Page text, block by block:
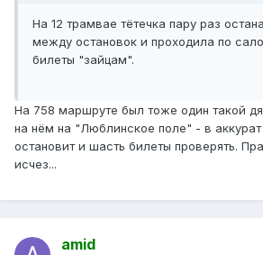
На 12 трамвае тётечка пару раз
между остановок и проходила по
билеты "зайцам".
На 758 маршруте был тоже один такой
на нём на "Люблинское поле" - в
остановит и шасть билеты проверять.
исчез...
amid